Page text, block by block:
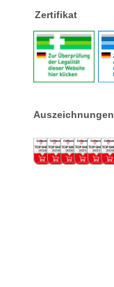
Zertifikat
Auszeichnungen